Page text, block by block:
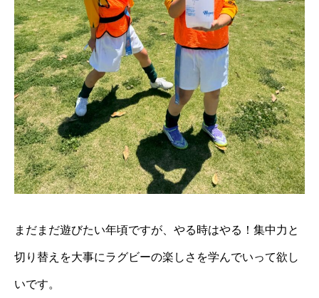
まだまだ遊びたい年頃ですが、やる時はやる！集中力と
切り替えを大事にラグビーの楽しさを学んでいって欲し
いです。